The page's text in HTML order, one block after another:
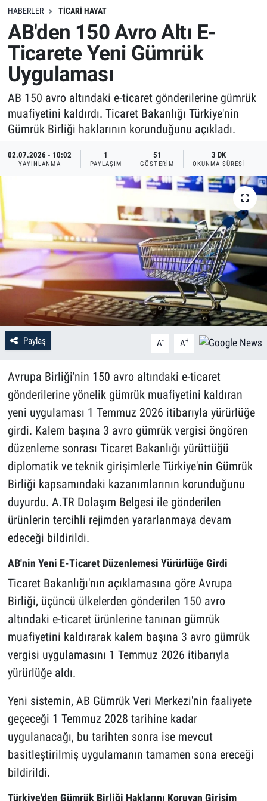
HABERLER TICARI HAYAT
AB'den 150 Avro Altı E-
Ticarete Yeni Gümrük
Uygulaması
AB 150 avro altındaki e-ticaret gönderilerine gümrük
muafiyetini kaldırdı. Ticaret Bakanlığı Türkiye'nin
Gümrük Birliği haklarının korunduğunu açıkladı.
02.07.2026 - 10:02
YAYINLANMA
1
PAYLAŞIM
51
GÖSTERIM
3 DK
OKUNMA SÜRESI
Paylaş A- A+
Avrupa Birliği'nin 150 avro altındaki e-ticaret
gönderilerine yönelik gümrük muafiyetini kaldıran
yeni uygulaması 1 Temmuz 2026 itibarıyla yürürlüğe
girdi. Kalem başına 3 avro gümrük vergisi öngören
düzenleme sonrası Ticaret Bakanlığı yürüttüğü
diplomatik ve teknik girişimlerle Türkiye'nin Gümrük
Birliği kapsamındaki kazanımlarının korunduğunu
duyurdu. A.TR Dolaşım Belgesi ile gönderilen
ürünlerin tercihli rejimden yararlanmaya devam
edeceği bildirildi.
AB'nin Yeni E-Ticaret Düzenlemesi Yürürlüğe Girdi
Ticaret Bakanlığı'nın açıklamasına göre Avrupa
Birliği, üçüncü ülkelerden gönderilen 150 avro
altındaki e-ticaret ürünlerine tanınan gümrük
muafiyetini kaldırarak kalem başına 3 avro gümrük
vergisi uygulamasını 1 Temmuz 2026 itibarıyla
yürürlüğe aldı.
Yeni sistemin, AB Gümrük Veri Merkezi'nin faaliyete
geçeceği 1 Temmuz 2028 tarihine kadar
uygulanacağı, bu tarihten sonra ise mevcut
basitleştirilmiş uygulamanın tamamen sona ereceği
bildirildi.
Türkiye'den Gümrük Birliği Haklarını Koruyan Girişim